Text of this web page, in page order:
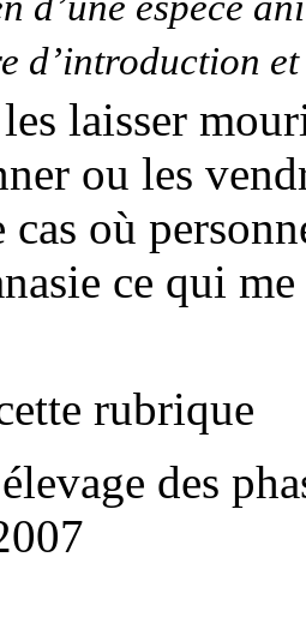
d’une espèce
d’introduction
laisser
ou les
cas où
ce qui me
rubrique
des